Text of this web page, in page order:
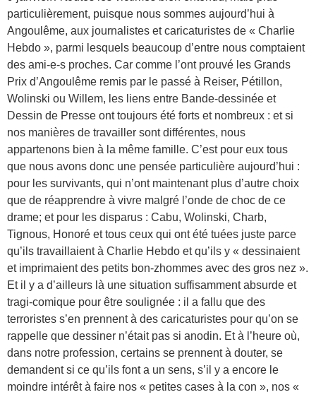
particulièrement, puisque nous sommes aujourd’hui à
Angoulême, aux journalistes et caricaturistes de « Charlie
Hebdo », parmi lesquels beaucoup d’entre nous comptaient
des ami-e-s proches. Car comme l’ont prouvé les Grands
Prix d’Angoulême remis par le passé à Reiser, Pétillon,
Wolinski ou Willem, les liens entre Bande-dessinée et
Dessin de Presse ont toujours été forts et nombreux : et si
nos manières de travailler sont différentes, nous
appartenons bien à la même famille. C’est pour eux tous
que nous avons donc une pensée particulière aujourd’hui :
pour les survivants, qui n’ont maintenant plus d’autre choix
que de réapprendre à vivre malgré l’onde de choc de ce
drame; et pour les disparus : Cabu, Wolinski, Charb,
Tignous, Honoré et tous ceux qui ont été tuées juste parce
qu’ils travaillaient à Charlie Hebdo et qu’ils y « dessinaient
et imprimaient des petits bon-zhommes avec des gros nez ».
Et il y a d’ailleurs là une situation suffisamment absurde et
tragi-comique pour être soulignée : il a fallu que des
terroristes s’en prennent à des caricaturistes pour qu’on se
rappelle que dessiner n’était pas si anodin. Et à l’heure où,
dans notre profession, certains se prennent à douter, se
demandent si ce qu’ils font a un sens, s’il y a encore le
moindre intérêt à faire nos « petites cases à la con », nos «